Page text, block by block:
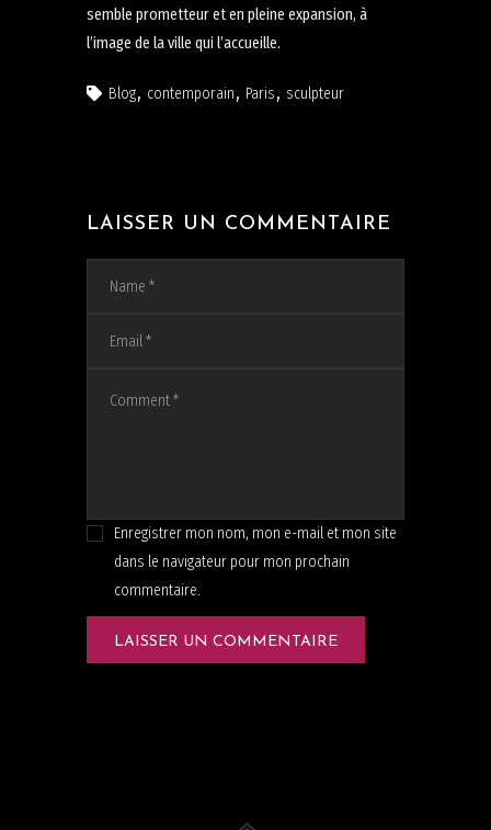
semble prometteur et en pleine expansion, à
l’image de la ville qui l’accueille.
Blog contemporain Paris sculpteur
LAISSER UN COMMENTAIRE
Enregistrer mon nom, mon e-mail et mon site
dans le navigateur pour mon prochain
commentaire.